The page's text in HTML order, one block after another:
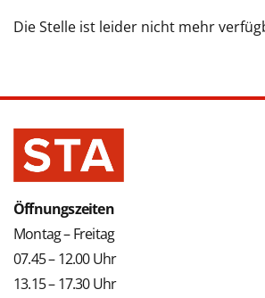
Die Stelle ist leider nicht mehr
Öffnungszeiten
Montag – Freitag
07.45 – 12.00 Uhr
13.15 – 17.30 Uhr